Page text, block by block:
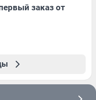
заказ от